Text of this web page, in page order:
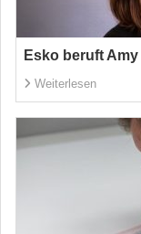
Esko beruft
Weiterlesen